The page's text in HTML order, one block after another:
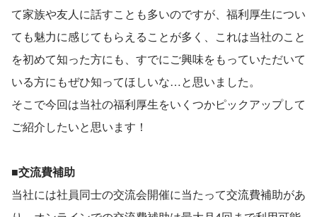
て家族や友人に話すことも多いのですが、福利厚生につい
ても魅力に感じてもらえることが多く、これは当社のこと
を初めて知った方にも、すでにご興味をもっていただいて
いる方にもぜひ知ってほしいな…と思いました。
そこで今回は当社の福利厚生をいくつかピックアップして
ご紹介したいと思います！
■交流費補助
当社には社員同士の交流会開催に当たって交流費補助があ